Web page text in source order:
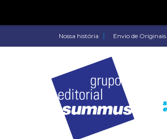
Nossa história Envio de Originais